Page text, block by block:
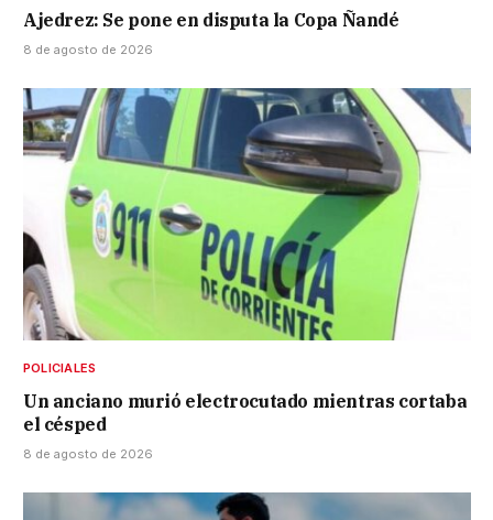
Ajedrez: Se pone en disputa la Copa Ñandé
8 de agosto de 2026
POLICIALES
Un anciano murió electrocutado mientras cortaba
el césped
8 de agosto de 2026